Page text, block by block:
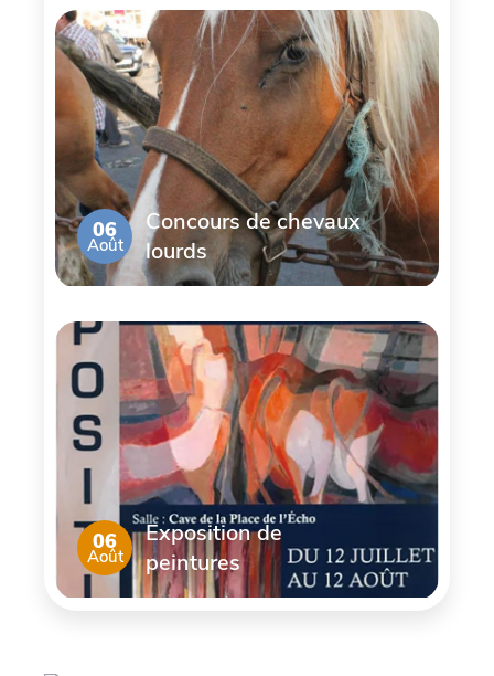
06
Août
Concours de chevaux
lourds
06
Août
Exposition de
peintures